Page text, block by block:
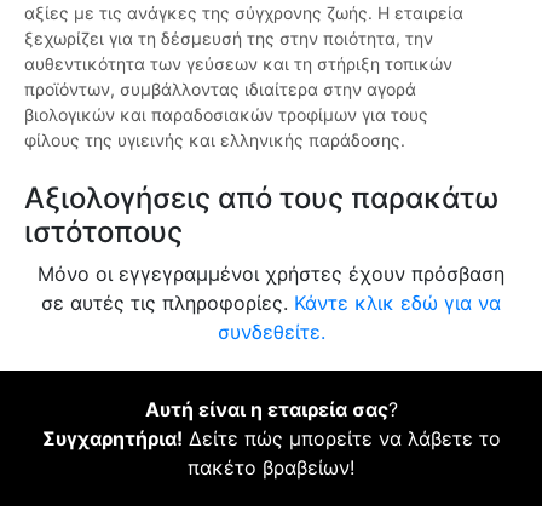
αξίες με τις ανάγκες της σύγχρονης ζωής. Η εταιρεία
ξεχωρίζει για τη δέσμευσή της στην ποιότητα, την
αυθεντικότητα των γεύσεων και τη στήριξη τοπικών
προϊόντων, συμβάλλοντας ιδιαίτερα στην αγορά
βιολογικών και παραδοσιακών τροφίμων για τους
φίλους της υγιεινής και ελληνικής παράδοσης.
Αξιολογήσεις από τους παρακάτω
ιστότοπους
Μόνο οι εγγεγραμμένοι χρήστες έχουν πρόσβαση
σε αυτές τις πληροφορίες. Κάντε κλικ εδώ για να
συνδεθείτε.
Αυτή είναι η εταιρεία σας?
Συγχαρητήρια! Δείτε πώς μπορείτε να λάβετε το
πακέτο βραβείων!